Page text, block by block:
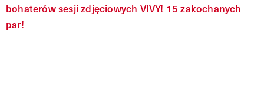
bohaterów sesji zdjęciowych VIVY! 15 zakochanych
par!